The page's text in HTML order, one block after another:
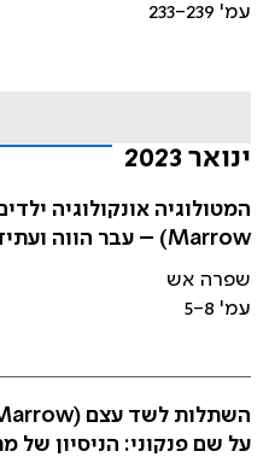
עמ' 233-239
ינואר 2023
Marrow) – עבר הווה ועתיד למען החולים
שפרה אש
עמ' 5-8
על שם פנקוני: הניסיון של